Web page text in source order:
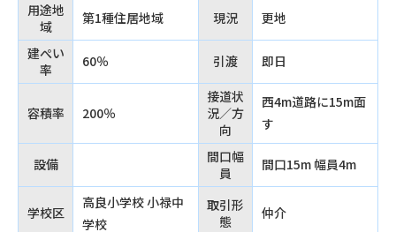
用途地
域
第1種住居地域 現況
更地
建ぺい
率
60％ 引渡 即日
容積率 200％
接道状
況／方
向
西4m道路に15m面
す
設備
間口幅
員
間口15m 幅員4m
学校区
高良小学校 小禄中
学校
取引形
態
仲介